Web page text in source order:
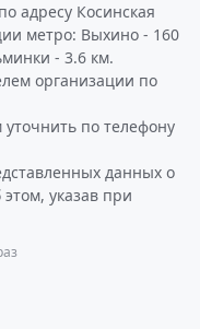
адресу Косинская
метро: Выхино - 160
- 3.6 км.
организации по
по телефону
данных о
указав при